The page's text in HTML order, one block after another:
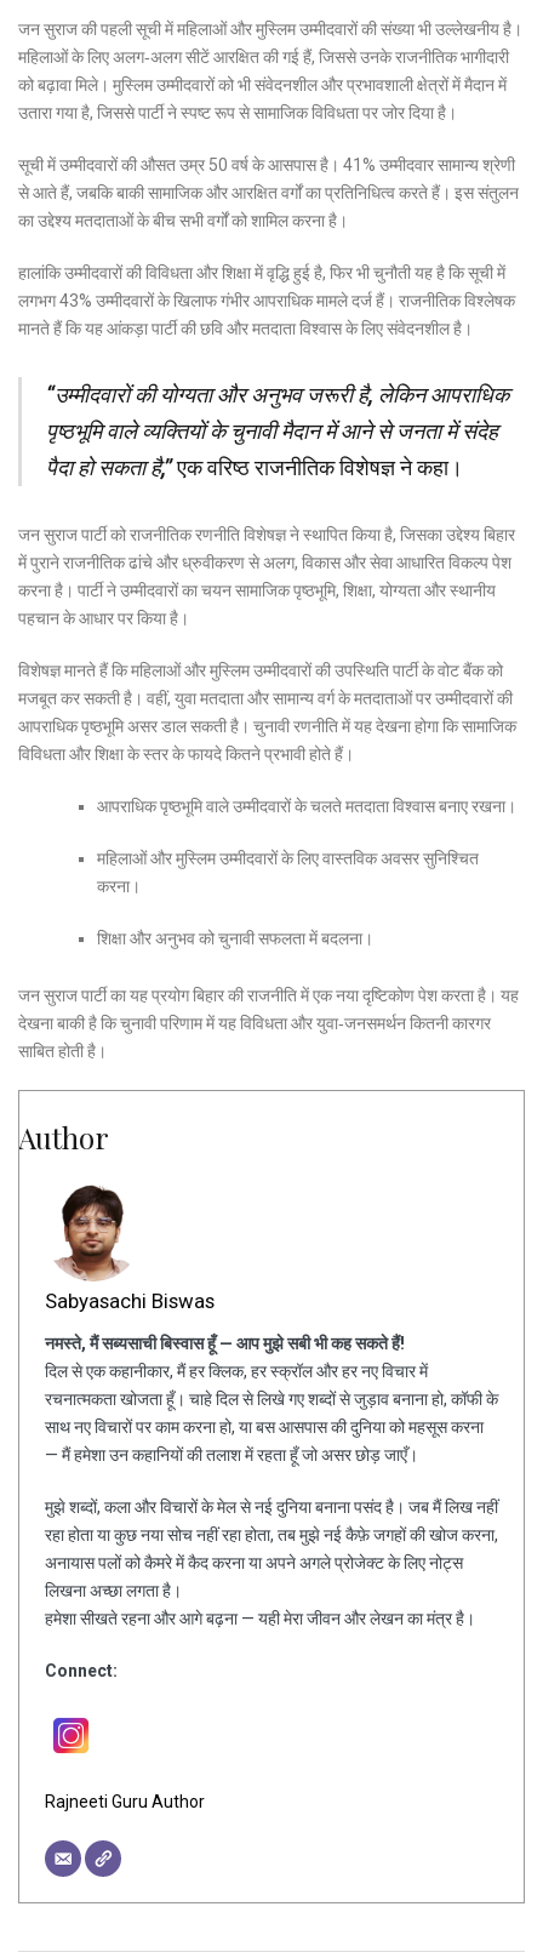
जन सुराज की पहली सूची में महिलाओं और मुस्लिम उम्मीदवारों की संख्या भी उल्लेखनीय है।
महिलाओं के लिए अलग‑अलग सीटें आरक्षित की गई हैं, जिससे उनके राजनीतिक भागीदारी
को बढ़ावा मिले। मुस्लिम उम्मीदवारों को भी संवेदनशील और प्रभावशाली क्षेत्रों में मैदान में
उतारा गया है, जिससे पार्टी ने स्पष्ट रूप से सामाजिक विविधता पर जोर दिया है।
सूची में उम्मीदवारों की औसत उम्र 50 वर्ष के आसपास है। 41% उम्मीदवार सामान्य श्रेणी
से आते हैं, जबकि बाकी सामाजिक और आरक्षित वर्गों का प्रतिनिधित्व करते हैं। इस संतुलन
का उद्देश्य मतदाताओं के बीच सभी वर्गों को शामिल करना है।
हालांकि उम्मीदवारों की विविधता और शिक्षा में वृद्धि हुई है, फिर भी चुनौती यह है कि सूची में
लगभग 43% उम्मीदवारों के खिलाफ गंभीर आपराधिक मामले दर्ज हैं। राजनीतिक विश्लेषक
मानते हैं कि यह आंकड़ा पार्टी की छवि और मतदाता विश्वास के लिए संवेदनशील है।
“उम्मीदवारों की योग्यता और अनुभव जरूरी है, लेकिन आपराधिक
पृष्ठभूमि वाले व्यक्तियों के चुनावी मैदान में आने से जनता में संदेह
पैदा हो सकता है,”एक वरिष्ठ राजनीतिक विशेषज्ञ ने कहा।
जन सुराज पार्टी को राजनीतिक रणनीति विशेषज्ञ ने स्थापित किया है, जिसका उद्देश्य बिहार
में पुराने राजनीतिक ढांचे और ध्रुवीकरण से अलग, विकास और सेवा आधारित विकल्प पेश
करना है। पार्टी ने उम्मीदवारों का चयन सामाजिक पृष्ठभूमि, शिक्षा, योग्यता और स्थानीय
पहचान के आधार पर किया है।
विशेषज्ञ मानते हैं कि महिलाओं और मुस्लिम उम्मीदवारों की उपस्थिति पार्टी के वोट बैंक को
मजबूत कर सकती है। वहीं, युवा मतदाता और सामान्य वर्ग के मतदाताओं पर उम्मीदवारों की
आपराधिक पृष्ठभूमि असर डाल सकती है। चुनावी रणनीति में यह देखना होगा कि सामाजिक
विविधता और शिक्षा के स्तर के फायदे कितने प्रभावी होते हैं।
आपराधिक पृष्ठभूमि वाले उम्मीदवारों के चलते मतदाता विश्वास बनाए रखना।
महिलाओं और मुस्लिम उम्मीदवारों के लिए वास्तविक अवसर सुनिश्चित
करना।
शिक्षा और अनुभव को चुनावी सफलता में बदलना।
जन सुराज पार्टी का यह प्रयोग बिहार की राजनीति में एक नया दृष्टिकोण पेश करता है। यह
देखना बाकी है कि चुनावी परिणाम में यह विविधता और युवा‑जनसमर्थन कितनी कारगर
साबित होती है।
Author
Sabyasachi Biswas
नमस्ते, मैं सब्यसाची बिस्वास हूँ — आप मुझे सबी भी कह सकते हैं!
दिल से एक कहानीकार, मैं हर क्लिक, हर स्क्रॉल और हर नए विचार में
रचनात्मकता खोजता हूँ। चाहे दिल से लिखे गए शब्दों से जुड़ाव बनाना हो, कॉफी के
साथ नए विचारों पर काम करना हो, या बस आसपास की दुनिया को महसूस करना
— मैं हमेशा उन कहानियों की तलाश में रहता हूँ जो असर छोड़ जाएँ।
मुझे शब्दों, कला और विचारों के मेल से नई दुनिया बनाना पसंद है। जब मैं लिख नहीं
रहा होता या कुछ नया सोच नहीं रहा होता, तब मुझे नई कैफ़े जगहों की खोज करना,
अनायास पलों को कैमरे में कैद करना या अपने अगले प्रोजेक्ट के लिए नोट्स
लिखना अच्छा लगता है।
हमेशा सीखते रहना और आगे बढ़ना — यही मेरा जीवन और लेखन का मंत्र है।
Connect:
Rajneeti Guru Author